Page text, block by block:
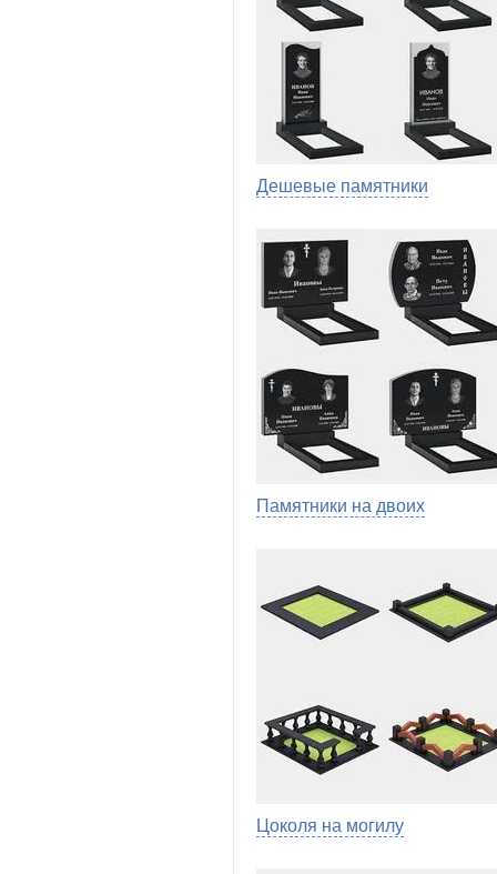
Дешевые памятники
Памятники на двоих
Цоколя на могилу